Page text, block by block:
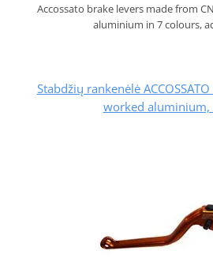
Accossato brake levers made from
aluminium in 7 colours,
Stabdžių rankenėlė
worked aluminium,